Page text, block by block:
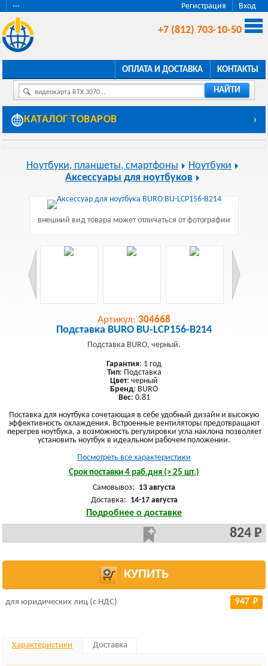
Регистрация Вход
···
+7 (812) 703-10-50
ОПЛАТА И ДОСТАВКА КОНТАКТЫ
видеокарта RTX 3070... НАЙТИ
КАТАЛОГ ТОВАРОВ ›
Ноутбуки, планшеты, смартфоны
Ноутбуки
Аксессуары для ноутбуков
внешний вид товара может отличаться от фотографии
Артикул: 304668
Подставка BURO BU-LCP156-B214
Подставка BURO, черный.
Гарантия: 1 год
Тип: Подставка
Цвет: черный
Бренд: BURO
Вес: 0.81
Поставка для ноутбука сочетающая в себе удобный дизайн и высокую
эффективность охлаждения. Встроенные вентиляторы предотвращают
перегрев ноутбука, а возможность регулировки угла наклона позволяет
установить ноутбук в идеальном рабочем положении.
Посмотреть все характеристики
Срок поставки 4 раб.дня (> 25 шт.)
Самовывоз: 13 августа
Доставка: 14-17 августа
Подробнее о доставке
824 Р
КУПИТЬ
для юридических лиц (с НДС) 947 Р
Характеристики Доставка